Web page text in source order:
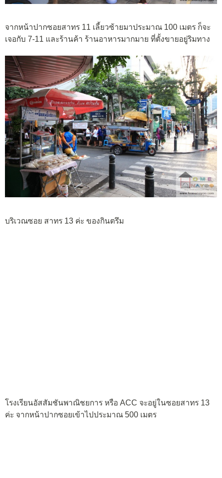
จากหน้าปากซอยสาทร 11 เลี้ยวซ้ายมาประมาณ 100 เมตร ก็จะ
เจอกับ 7-11 และร้านค้า ร้านอาหารมากมาย ที่ตั้งขายอยู่ริมทาง
บริเวณซอย สาทร 13 ค่ะ ของกินตรึม
โรงเรียนอัสสัมชันพาณิชยการ หรือ ACC จะอยู่ในซอยสาทร 13
ค่ะ จากหน้าปากซอยเข้าไปประมาณ 500 เมตร